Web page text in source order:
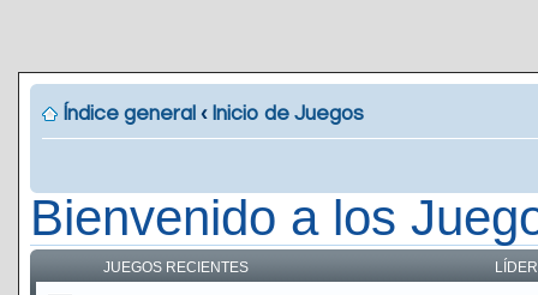
Índice general ‹ Inicio de Juegos
Bienvenido a los
JUEGOS RECIENTES